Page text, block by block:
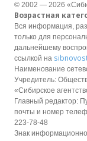
© 2002 — 2026
Возрастная
Вся информация,
только для
дальнейшему
ссылкой на
Наименование
Учредитель:
«Сибирское
Главный редактор:
почты и номер
223-78-48
Знак